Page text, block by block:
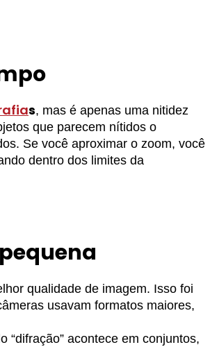
s, mas é apenas uma nitidez
que parecem nítidos o
Se você aproximar o zoom, você
dentro dos limites da
qualidade de imagem. Isso foi
usavam formatos maiores,
“difração” acontece em conjuntos,